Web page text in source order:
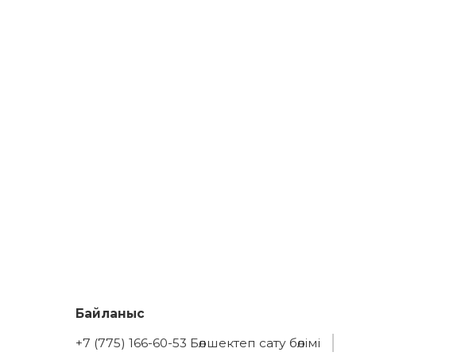
Байланыс
+7 (775) 166-60-53 Бөлшектеп сату бөлімі